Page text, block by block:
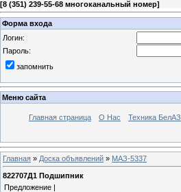
[8 (351) 239-55-68 многоканальный номер]
Форма входа
Логин:
Пароль:
запомнить
Меню сайта
Главная страница О Нас Техника БелАЗ
Главная » Доска объявлений » МАЗ-5337
822707Д1 Подшипник
Предложение |